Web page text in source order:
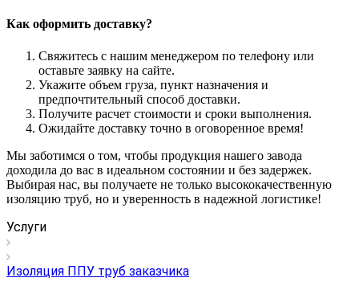
Как оформить доставку?
Свяжитесь с нашим менеджером по телефону или
оставьте заявку на сайте.
Укажите объем груза, пункт назначения и
предпочтительный способ доставки.
Получите расчет стоимости и сроки выполнения.
Ожидайте доставку точно в оговоренное время!
Мы заботимся о том, чтобы продукция нашего завода
доходила до вас в идеальном состоянии и без задержек.
Выбирая нас, вы получаете не только высококачественную
изоляцию труб, но и уверенность в надежной логистике!
Услуги
Изоляция ППУ труб заказчика